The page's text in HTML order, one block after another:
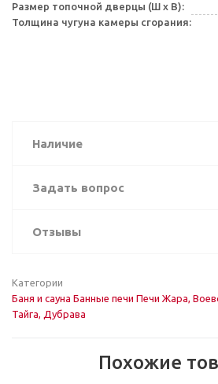
Размер топочной дверцы (Ш х В):
Толщина чугуна камеры сгорания:
Наличие
Задать вопрос
Отзывы
Категории
Баня и сауна Банные печи Печи Жара,
Тайга, Дубрава
Похожие